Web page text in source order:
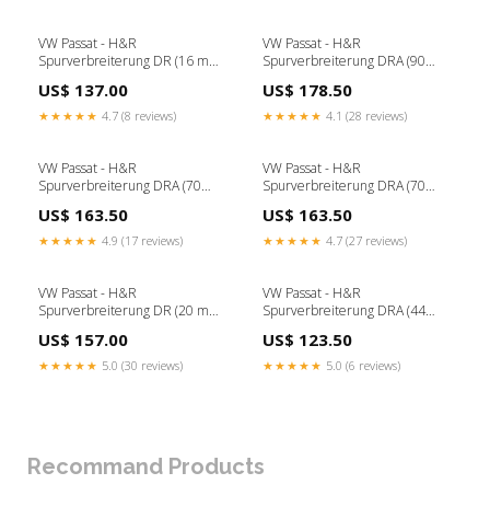
VW Passat - H&R
Spurverbreiterung DR (16 mm)
Gutachten
US$ 137.00
★★★★★ 4.7 (8 reviews)
VW Passat - H&R
Spurverbreiterung DRA (90
US$ 178.50
★★★★★ 4.1 (28 reviews)
VW Passat - H&R
Spurverbreiterung DRA (70
fahrwerke
US$ 163.50
★★★★★ 4.9 (17 reviews)
VW Passat - H&R
Spurverbreiterung DRA (70
Gutachten (+ CHF 145.00)
US$ 163.50
★★★★★ 4.7 (27 reviews)
VW Passat - H&R
Spurverbreiterung DR (20 mm)
2018
US$ 157.00
★★★★★ 5.0 (30 reviews)
VW Passat - H&R
Spurverbreiterung DRA (44
US$ 123.50
★★★★★ 5.0 (6 reviews)
Recommand Products